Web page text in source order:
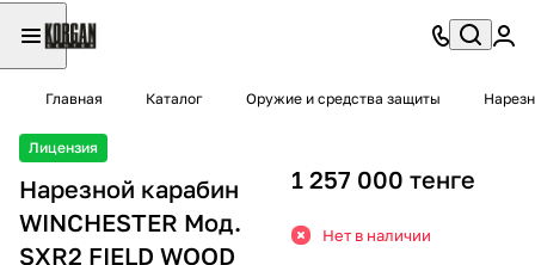
Главная Каталог Оружие и средства защиты
Лицензия
Нарезной карабин
WINCHESTER Мод.
SXR2 FIELD WOOD
1 257 000 тенге
Нет в наличии